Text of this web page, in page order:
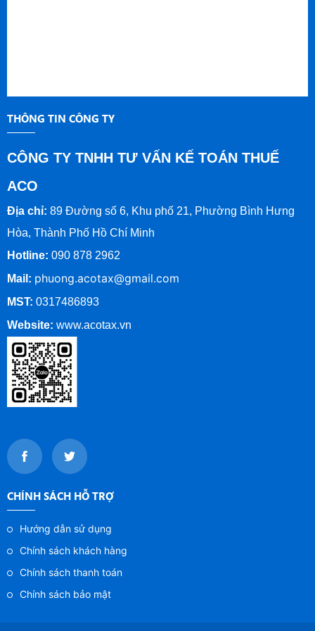
THÔNG TIN CÔNG TY
CÔNG TY TNHH TƯ VẤN KẾ TOÁN THUẾ
ACO
Địa chỉ: 89 Đường số 6, Khu phố 21, Phường Bình Hưng
Hòa, Thành Phố Hồ Chí Minh
Hotline: 090 878 2962
Mail: phuong.acotax@gmail.com
MST: 0317486893
Website: www.acotax.vn
CHÍNH SÁCH HỖ TRỢ
Hướng dẫn sử dụng
Chính sách khách hàng
Chính sách thanh toán
Chính sách bảo mật